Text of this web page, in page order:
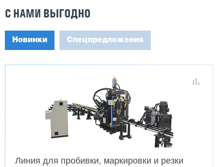
С НАМИ ВЫГОДНО
Новинки Спецпредложения
Линия для пробивки, маркировки и резки